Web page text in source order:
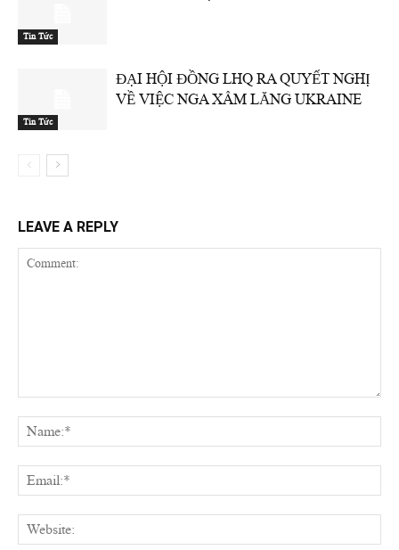
Tin Tức
Tin Tức
ĐẠI HỘI ĐỒNG LHQ RA QUYẾT NGHỊ
VỀ VIỆC NGA XÂM LĂNG UKRAINE
LEAVE A REPLY